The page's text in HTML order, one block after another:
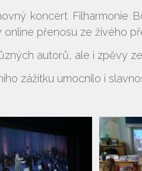
koncert Filharmonie
přenosu ze živého
autorů, ale i zpěvy
zážitku umocnilo i